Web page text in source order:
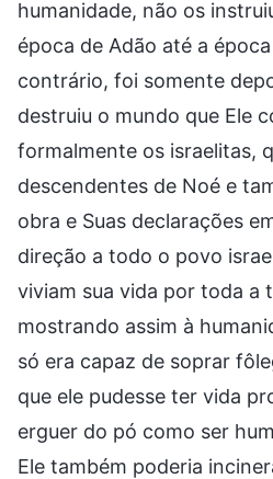
humanidade, não os
época de Adão até a
contrário, foi somente
destruiu o mundo que Ele
formalmente os israelitas,
descendentes de Noé e
obra e Suas declarações
direção a todo o povo
viviam sua vida por toda a
mostrando assim à
só era capaz de soprar
que ele pudesse ter vida
erguer do pó como ser
Ele também poderia